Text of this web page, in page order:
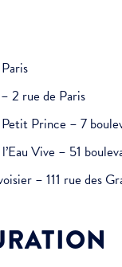
2 rue de Paris
Prince – 7
Vive – 51
– 111 rue des